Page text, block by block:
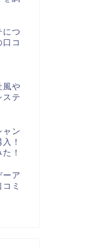
につ
コ
風や
ステ
ャン
！
！
ーア
ミ